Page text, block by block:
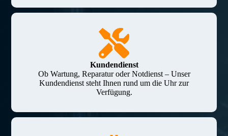
Kundendienst
Ob Wartung, Reparatur oder Notdienst – Unser
Kundendienst steht Ihnen rund um die Uhr zur
Verfügung.